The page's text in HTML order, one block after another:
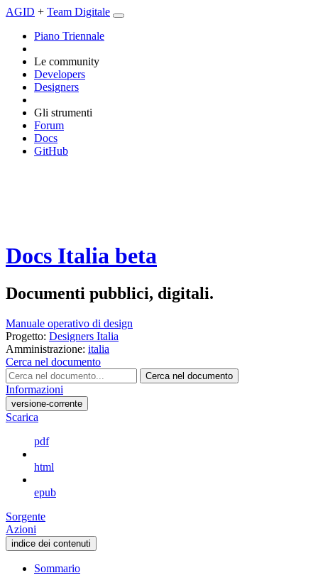
AGID + Team Digitale
Piano Triennale
Le community
Developers
Designers
Gli strumenti
Forum
Docs
GitHub
Docs Italia beta
Documenti pubblici, digitali.
Manuale operativo di design
Progetto: Designers Italia
Amministrazione: italia
Cerca nel documento
Cerca nel documento
Informazioni
versione-corrente
Scarica
pdf
html
epub
Sorgente
Azioni
indice dei contenuti
Sommario